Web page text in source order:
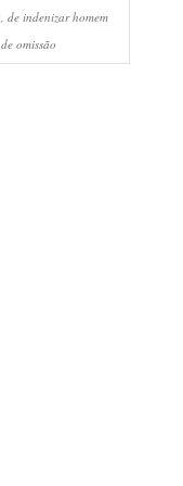
indenizar homem
omissão